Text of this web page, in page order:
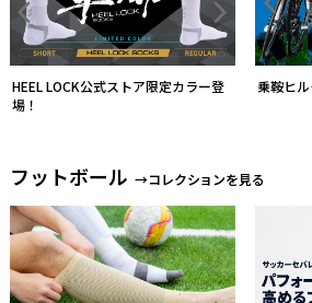
形状・厚さから自分のモデルを選ぶ
ソック
る
トレイルランニング→コレクションを